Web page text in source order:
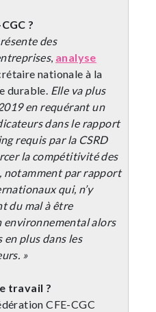
?
des
, analyse
nationale à la
durable. Elle va plus
en requérant un
dans le rapport
requis par la CSRD
la compétitivité des
notamment par rapport
qui, n’y
du mal à être
environnemental alors
en plus dans les
»
travail ?
CFE-CGC